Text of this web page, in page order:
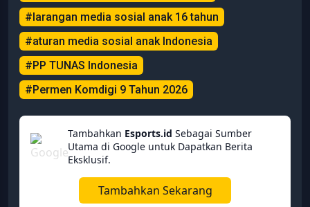
#larangan media sosial anak 16 tahun
#aturan media sosial anak Indonesia
#PP TUNAS Indonesia
#Permen Komdigi 9 Tahun 2026
Tambahkan Esports.id Sebagai Sumber
Utama di Google untuk Dapatkan Berita
Eksklusif.
Tambahkan Sekarang